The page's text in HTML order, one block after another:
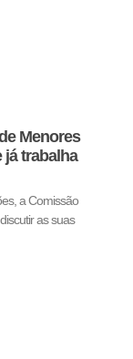
Menores
já trabalha
a Comissão
as suas